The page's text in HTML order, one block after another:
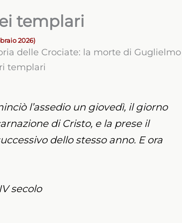
templari
2026)
delle Crociate: la morte di Guglielmo
templari
l’assedio un giovedì, il giorno
di Cristo, e la prese il
dello stesso anno. E ora
secolo